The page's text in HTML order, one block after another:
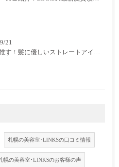
21
札幌の美容室･LINKSの口コミ情報
幌の美容室･LINKSのお客様の声